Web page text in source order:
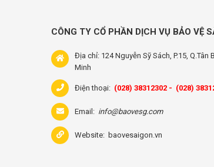
CÔNG TY CỔ PHẦN DỊCH VỤ BẢO VỆ
Địa chỉ: 124 Nguyễn Sỹ Sách, P.15, Q.Tân
Minh
Điện thoại: (028) 38312302 - (028)
Email: info@baovesg.com
Website: baovesaigon.vn